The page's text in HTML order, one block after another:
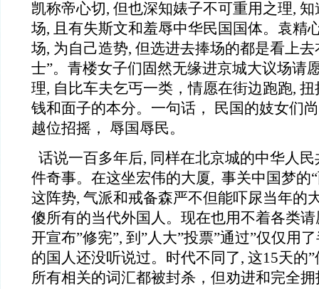
凯称帝心切, 但也深知婊子不可重用之理,
场, 且有失斯文和羞辱中华民国国体。袁精
场, 为自己造势, 但选进去捧场的都是看上
士”。青楼女子们固然无缘进京城大议场请
理, 自比车夫乞丐一类，情愿在街边跑跑,
钱和面子的本分。一句话， 民国的妓女们
越位招摇， 辱国辱民。
话说一百多年后, 同样在北京城的中华人
件奇事。在这坐宏伟的大厦, 事关中国梦的
这阵势, 气派和戒备森严不但能吓尿当年的
傻所有的当代外国人。现在也用不着各类
开宣布”修宪”, 到”人大”投票”通过”仅仅用
的国人还没听说过。时代不同了, 这15天的
所有相关的词汇都被封杀，但劝进和完全